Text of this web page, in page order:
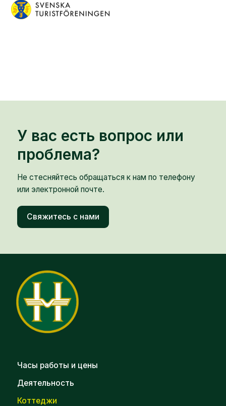
У вас есть вопрос или
проблема?
Не стесняйтесь обращаться к нам по телефону
или электронной почте.
Свяжитесь с нами
Часы работы и цены
Деятельность
Коттеджи